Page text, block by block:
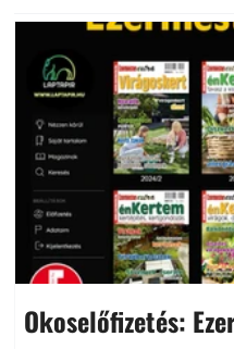
Okoselőfizetés: